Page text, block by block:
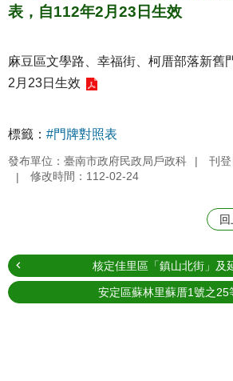
表，自112年2月23日生效
麻豆區文學路、幸福街、柯厝部落新舊
2月23日生效
標籤： #門牌對照表
發布單位：臺南市政府民政局戶政科
刊
修改時間：112-02-24
核定佳里區「鎮山北街」及
安定區蘇林里蘇厝1號之25